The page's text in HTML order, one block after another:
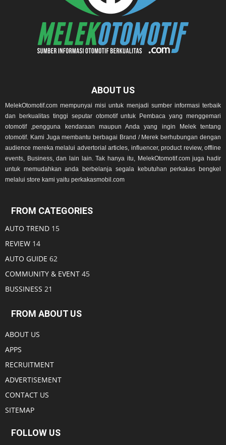
ABOUT US
MelekOtomotif.com mempunyai misi untuk menjadi sumber informasi terbaik
dan berkualitas tinggi seputar otomotif untuk Pembaca yang menggemari
otomotif ,pengguna kendaraan maupun Anda yang ingin Melek tentang
otomotif. Kami Juga membantu berbagai Brand / Merek berhubungan dengan
audience mereka melalui advertorial articles, influencer, product review, offline
events, Business, dan lain lain. Tak hanya itu, MelekOtomotif.com juga hadir
untuk memudahkan anda berbelanja segala kebutuhan perkakas bengkel
melalui store kami yaitu perkakasmobil.com
FROM CATEGORIES
AUTO TREND 15
REVIEW 14
AUTO GUIDE 62
COMMUNITY & EVENT 45
BUSSINESS 21
FROM ABOUT US
ABOUT US
APPS
RECRUITMENT
ADVERTISEMENT
CONTACT US
SITEMAP
FOLLOW US